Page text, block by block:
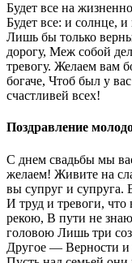
Будет все на
Будет все: и солнце,
Лишь бы только
дорогу, Меж собой
тревогу. Желаем вам
богаче, Чтоб был у
счастливей всех!
Поздравление
С днем свадьбы мы
желаем! Живите на
вы супруг и супруга.
И труд и тревоги, что
рекою, В пути не
головою Лишь три
Другое — Верности и